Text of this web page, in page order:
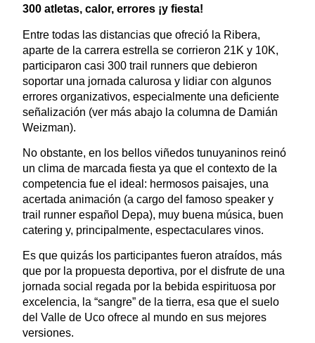
300 atletas, calor, errores ¡y fiesta!
Entre todas las distancias que ofreció la Ribera,
aparte de la carrera estrella se corrieron 21K y 10K,
participaron casi 300 trail runners que debieron
soportar una jornada calurosa y lidiar con algunos
errores organizativos, especialmente una deficiente
señalización (ver más abajo la columna de Damián
Weizman).
No obstante, en los bellos viñedos tunuyaninos reinó
un clima de marcada fiesta ya que el contexto de la
competencia fue el ideal: hermosos paisajes, una
acertada animación (a cargo del famoso speaker y
trail runner español Depa), muy buena música, buen
catering y, principalmente, espectaculares vinos.
Es que quizás los participantes fueron atraídos, más
que por la propuesta deportiva, por el disfrute de una
jornada social regada por la bebida espirituosa por
excelencia, la “sangre” de la tierra, esa que el suelo
del Valle de Uco ofrece al mundo en sus mejores
versiones.